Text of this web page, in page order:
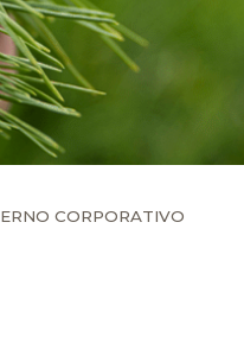
CORPORATIVO